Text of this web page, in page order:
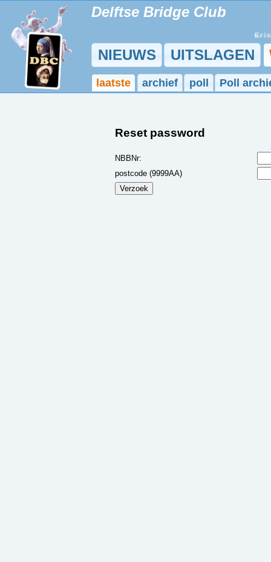
Delftse Bridge Club
Er is
NIEUWS UITSLAGEN
laatste archief poll Poll
Reset password
NBBNr:
postcode (9999AA)